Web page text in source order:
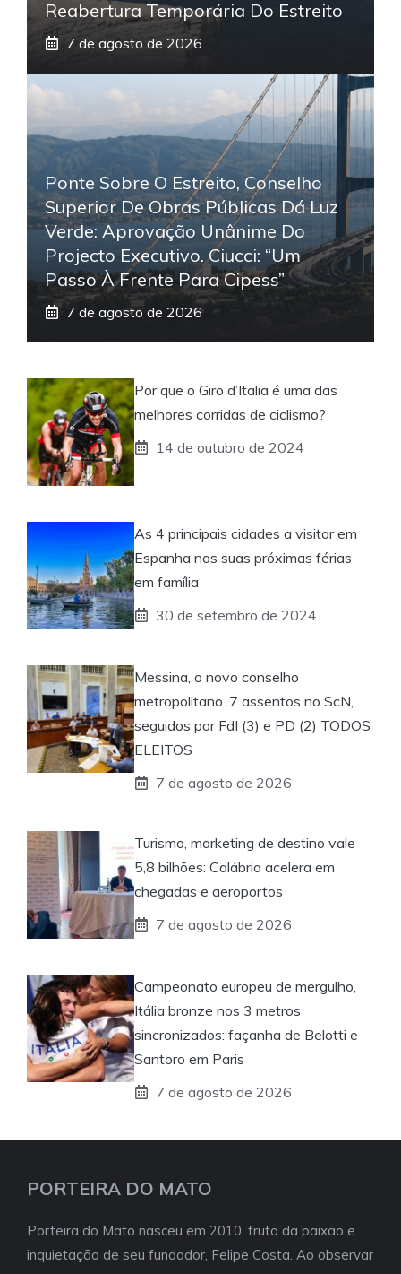
Reabertura Temporária Do Estreito
7 de agosto de 2026
Ponte Sobre O Estreito, Conselho
Superior De Obras Públicas Dá Luz
Verde: Aprovação Unânime Do
Projecto Executivo. Ciucci: “Um
Passo À Frente Para Cipess”
7 de agosto de 2026
Por que o Giro d’Italia é uma das
melhores corridas de ciclismo?
14 de outubro de 2024
As 4 principais cidades a visitar em
Espanha nas suas próximas férias
em família
30 de setembro de 2024
Messina, o novo conselho
metropolitano. 7 assentos no ScN,
seguidos por FdI (3) e PD (2) TODOS
ELEITOS
7 de agosto de 2026
Turismo, marketing de destino vale
5,8 bilhões: Calábria acelera em
chegadas e aeroportos
7 de agosto de 2026
Campeonato europeu de mergulho,
Itália bronze nos 3 metros
sincronizados: façanha de Belotti e
Santoro em Paris
7 de agosto de 2026
PORTEIRA DO MATO
Porteira do Mato nasceu em 2010, fruto da paixão e
inquietação de seu fundador, Felipe Costa. Ao observar